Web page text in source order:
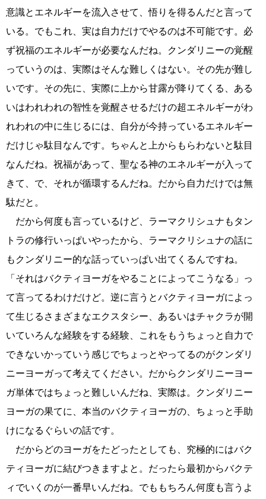
意識とエネルギーを流入させて、悟りを得るんだと言って
いる。でもこれ、実は自力だけでやるのは不可能です。必
ず祝福のエネルギーが必要なんだね。クンダリニーの覚醒
っていうのは、実際はそんな難しくはない。その先が難し
いです。その先に、実際に上から甘露が降りてくる、ある
いはわれわれの智性を覚醒させるだけの超エネルギーがわ
れわれの中に生じるには、自分が今持っているエネルギー
だけじゃ駄目なんです。ちゃんと上からもらわないと駄目
なんだね。祝福があって、聖なる神のエネルギーが入って
きて、で、それが循環するんだね。だから自力だけでは無
駄だと。
だから何度も言っているけど、ラーマクリシュナもタン
トラの修行いっぱいやったから、ラーマクリシュナの話に
もクンダリニー的な話っていっぱい出てくるんですね。
「それはバクティヨーガをやることによってこうなる」っ
て言ってるわけだけど。逆に言うとバクティヨーガによっ
て生じるさまざまなエクスタシー、あるいはチャクラが開
いていろんな経験をする経験、これをもうちょっと自力で
できないかっていう感じでちょっとやってるのがクンダリ
ニーヨーガって考えてください。だからクンダリニーヨー
ガ単体ではちょっと難しいんだね、実際は。クンダリニー
ヨーガの果てに、本当のバクティヨーガの、ちょっと手助
けになるぐらいの話です。
だからどのヨーガをたどったとしても、究極的にはバク
ティヨーガに結びつきますよと。だったら最初からバクテ
ィでいくのが一番早いんだね。でももちろん何度も言うよ